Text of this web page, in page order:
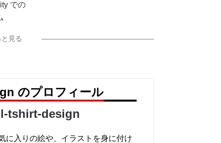
での
を
！
サウンドを体感せよ！！
と見る
のプロフィール
tshirt-design
に入りの絵や、イラストを身に付け